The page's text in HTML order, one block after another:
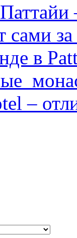
сами за
в
–